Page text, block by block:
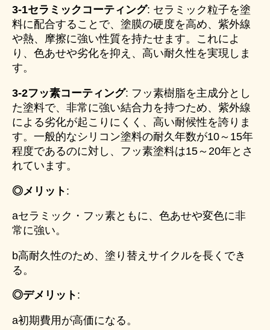
3-1セラミックコーティング: セラミック粒子を塗
料に配合することで、塗膜の硬度を高め、紫外線
や熱、摩擦に強い性質を持たせます。これによ
り、色あせや劣化を抑え、高い耐久性を実現しま
す。
3-2フッ素コーティング: フッ素樹脂を主成分とし
た塗料で、非常に強い結合力を持つため、紫外線
による劣化が起こりにくく、高い耐候性を誇りま
す。一般的なシリコン塗料の耐久年数が10～15年
程度であるのに対し、フッ素塗料は15～20年とさ
れています。
◎メリット :
aセラミック・フッ素ともに、色あせや変色に非
常に強い。
b高耐久性のため、塗り替えサイクルを長くでき
る。
◎デメリット :
a初期費用が高価になる。